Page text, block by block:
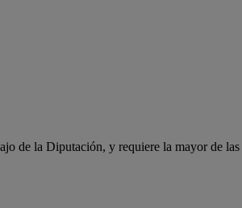
de la Diputación, y requiere la mayor de